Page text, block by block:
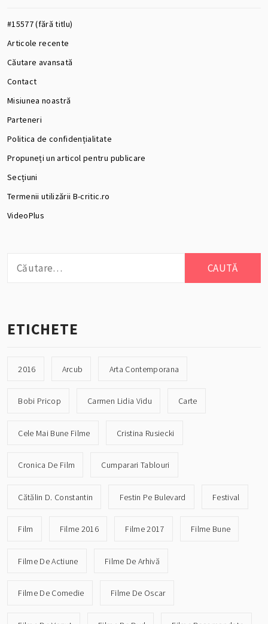
#15577 (fără titlu)
Articole recente
Căutare avansată
Contact
Misiunea noastră
Parteneri
Politica de confidențialitate
Propuneți un articol pentru publicare
Secțiuni
Termenii utilizării B-critic.ro
VideoPlus
după:
ETICHETE
2016 Arcub Arta Contemporana
Bobi Pricop Carmen Lidia Vidu Carte
Cele Mai Bune Filme Cristina Rusiecki
Cronica De Film Cumparari Tablouri
Cătălin D. Constantin Festin Pe Bulevard Festival
Film Filme 2016 Filme 2017 Filme Bune
Filme De Actiune Filme De Arhivă
Filme De Comedie Filme De Oscar